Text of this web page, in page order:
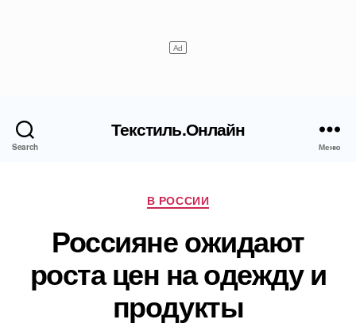
Search
Текстиль.Онлайн
Меню
Рубрики
В РОССИИ
Россияне ожидают
роста цен на одежду и
продукты